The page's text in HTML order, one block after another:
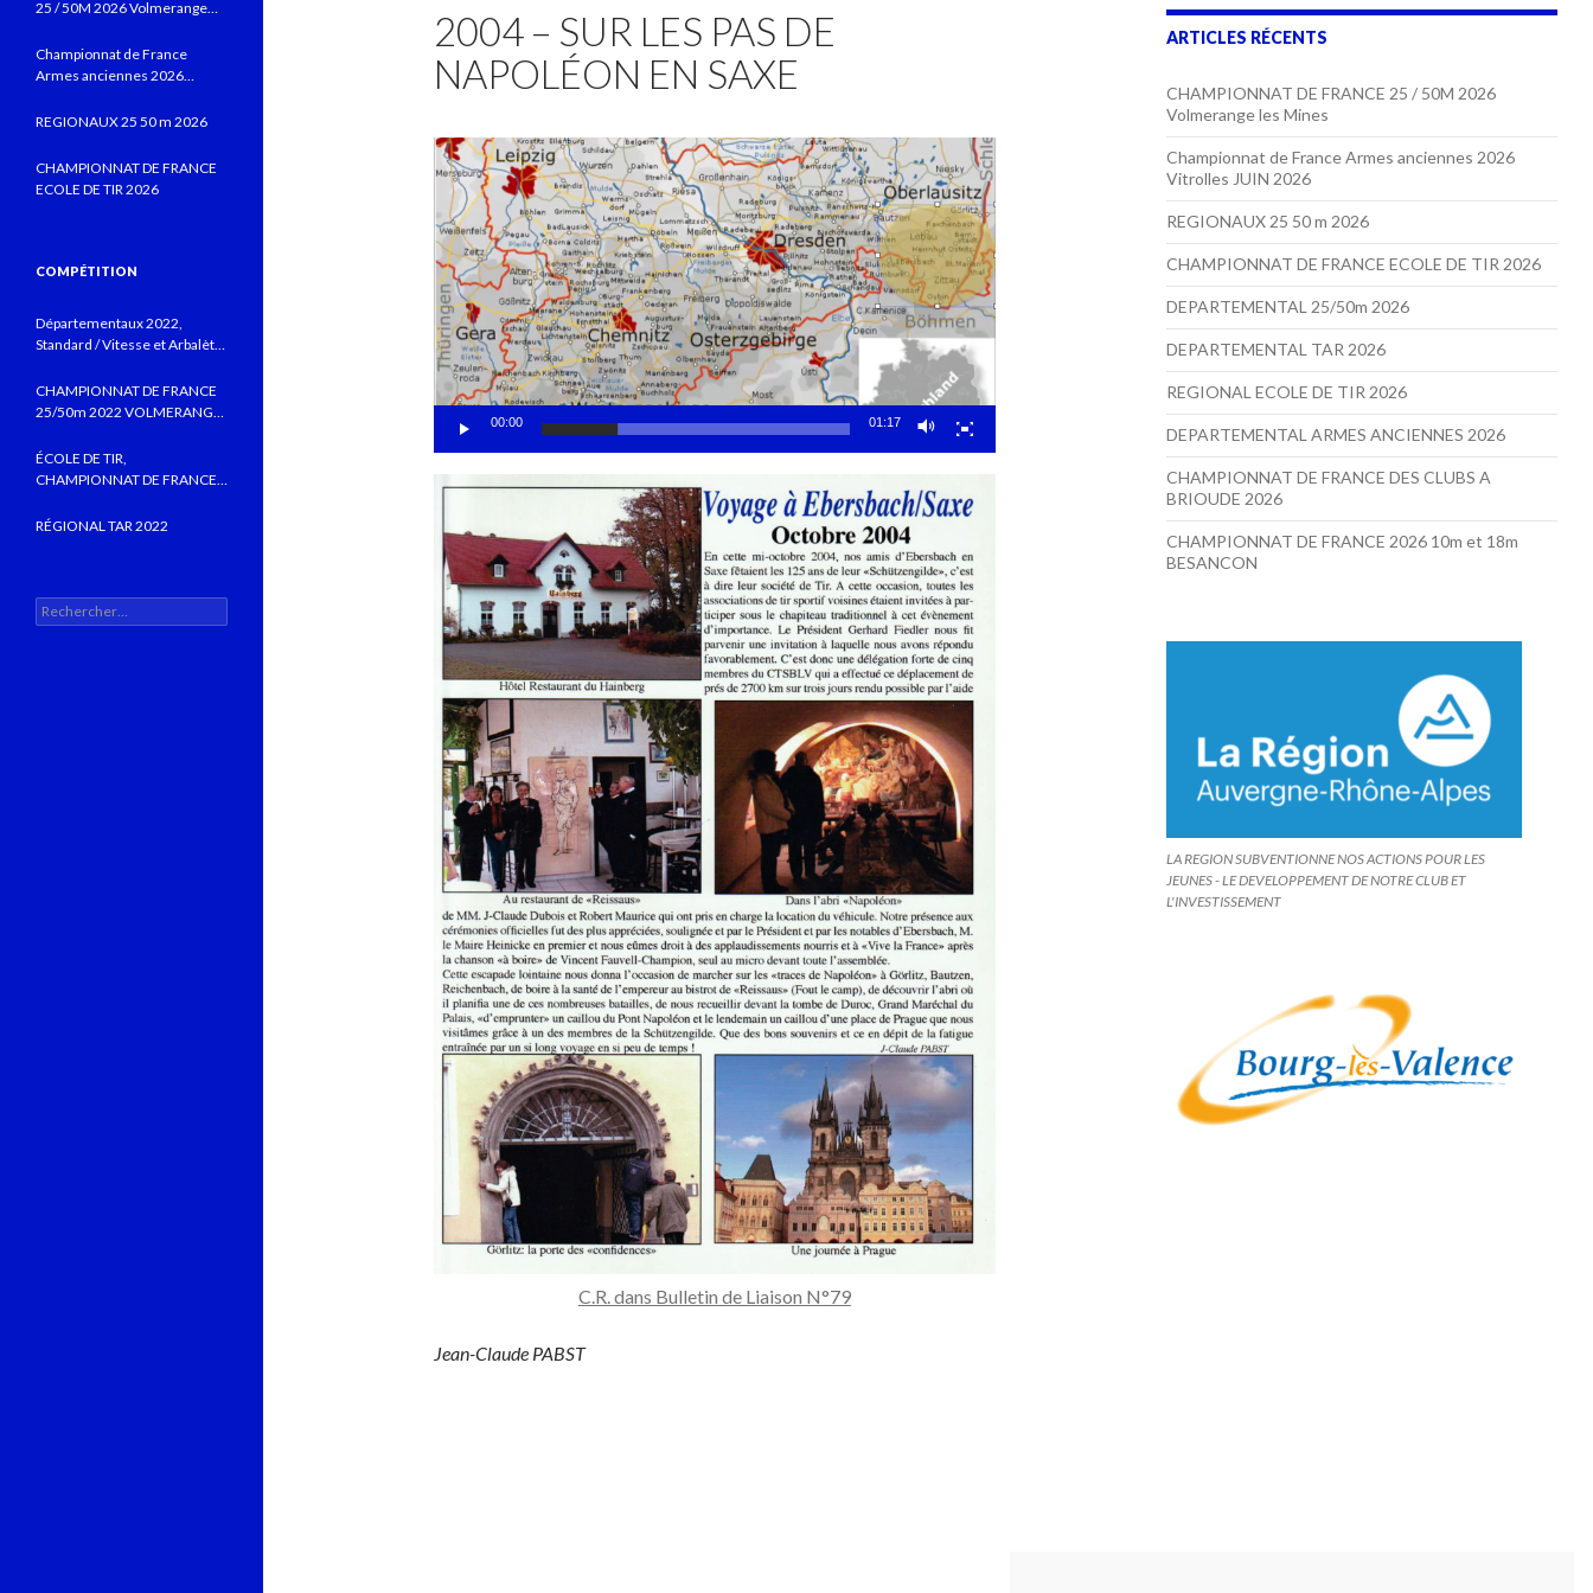
2004 – SUR LES PAS DE
NAPOLÉON EN SAXE
Lecteur
vidéo
00:00 01:17
C.R. dans Bulletin de Liaison N°79
Jean-Claude PABST
ARTICLES RÉCENTS
CHAMPIONNAT DE FRANCE 25 / 50M 2026
Volmerange les Mines
Championnat de France Armes anciennes 2026
Vitrolles JUIN 2026
REGIONAUX 25 50 m 2026
CHAMPIONNAT DE FRANCE ECOLE DE TIR 2026
DEPARTEMENTAL 25/50m 2026
DEPARTEMENTAL TAR 2026
REGIONAL ECOLE DE TIR 2026
DEPARTEMENTAL ARMES ANCIENNES 2026
CHAMPIONNAT DE FRANCE DES CLUBS A
BRIOUDE 2026
CHAMPIONNAT DE FRANCE 2026 10m et 18m
BESANCON
LA REGION SUBVENTIONNE NOS ACTIONS POUR LES
JEUNES - LE DEVELOPPEMENT DE NOTRE CLUB ET
L'INVESTISSEMENT
25 / 50M 2026 Volmerange
Championnat de France
Armes anciennes 2026
REGIONAUX 25 50 m 2026
CHAMPIONNAT DE FRANCE
ECOLE DE TIR 2026
COMPÉTITION
Départementaux 2022,
Standard / Vitesse et Arbalète
TSB
CHAMPIONNAT DE FRANCE
25/50m 2022 VOLMERANGE
ÉCOLE DE TIR,
CHAMPIONNAT DE FRANCE
BELLES PERFORMANCES
RÉGIONAL TAR 2022
Rechercher :